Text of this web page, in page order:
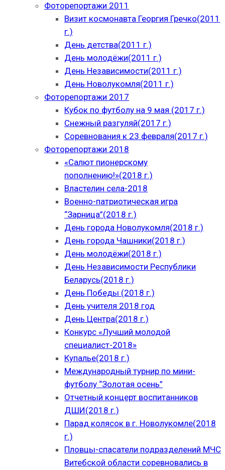
Фоторепортажи 2011
Визит космонавта Георгия Гречко(2011
г.)
День детства(2011 г.)
День молодёжи(2011 г.)
День Независимости(2011 г.)
День Новолукомля(2011 г.)
Фоторепортажи 2017
Кубок по футболу на 9 мая (2017 г.)
Снежный разгуляй(2017 г.)
Соревнования к 23 февраля(2017 г.)
Фоторепортажи 2018
«Салют пионерскому
пополнению!»(2018 г.)
Властелин села-2018
Военно-патриотическая игра
“Зарница”(2018 г.)
День города Новолукомля(2018 г.)
День города Чашники(2018 г.)
День молодёжи(2018 г.)
День Независимости Республики
Беларусь(2018 г.)
День Победы (2018 г.)
День учителя 2018 год
День Центра(2018 г.)
Конкурс «Лучший молодой
специалист-2018»
Купалье(2018 г.)
Международный турнир по мини-
футболу “Золотая осень”
Отчетный концерт воспитанников
ДШИ(2018 г.)
Парад колясок в г. Новолукомле(2018
г.)
Пловцы-спасатели подразделений МЧС
Витебской области соревновались в